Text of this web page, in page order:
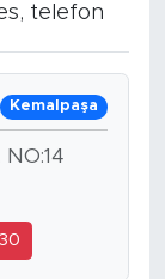
telefon
Kemalpaşa
NO:14